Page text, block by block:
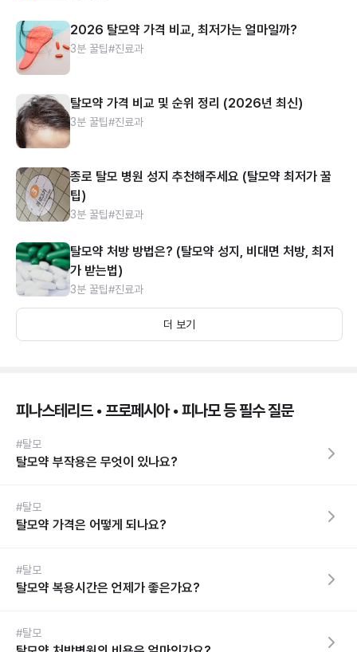
2026 탈모약 가격 비교, 최저가는 얼마일까?
3분 꿀팁#진료과
탈모약 가격 비교 및 순위 정리 (2026년 최신)
3분 꿀팁#진료과
종로 탈모 병원 성지 추천해주세요 (탈모약 최저가 꿀
팁)
3분 꿀팁#진료과
탈모약 처방 방법은? (탈모약 성지, 비대면 처방, 최저
가 받는법)
3분 꿀팁#진료과
더 보기
피나스테리드 • 프로페시아 • 피나모 등 필수 질문
#탈모
탈모약 부작용은 무엇이 있나요?
#탈모
탈모약 가격은 어떻게 되나요?
#탈모
탈모약 복용시간은 언제가 좋은가요?
#탈모